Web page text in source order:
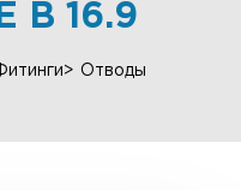
B 16.9
Отводы